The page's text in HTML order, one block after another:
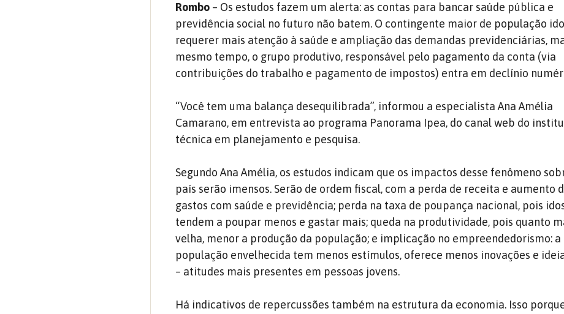
Rombo – Os estudos fazem um alerta: as contas para bancar saúde pública e
previdência social no futuro não batem. O contingente maior de população
requerer mais atenção à saúde e ampliação das demandas previdenciárias,
mesmo tempo, o grupo produtivo, responsável pelo pagamento da conta (via
contribuições do trabalho e pagamento de impostos) entra em declínio
“Você tem uma balança desequilibrada”, informou a especialista Ana Amélia
Camarano, em entrevista ao programa Panorama Ipea, do canal web do
técnica em planejamento e pesquisa.
Segundo Ana Amélia, os estudos indicam que os impactos desse fenômeno
país serão imensos. Serão de ordem fiscal, com a perda de receita e aumento
gastos com saúde e previdência; perda na taxa de poupança nacional, pois
tendem a poupar menos e gastar mais; queda na produtividade, pois quanto
velha, menor a produção da população; e implicação no empreendedorismo: a
população envelhecida tem menos estímulos, oferece menos inovações e
– atitudes mais presentes em pessoas jovens.
Há indicativos de repercussões também na estrutura da economia. Isso